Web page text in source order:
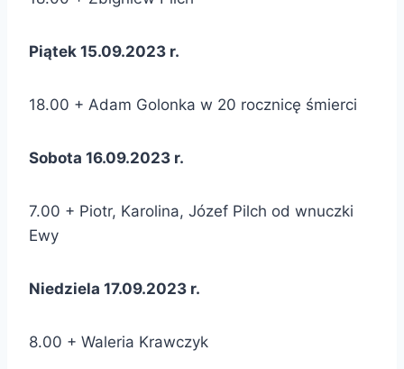
Piątek 15.09.2023 r.
18.00 + Adam Golonka w 20 rocznicę śmierci
Sobota 16.09.2023 r.
7.00 + Piotr, Karolina, Józef Pilch od wnuczki
Ewy
Niedziela 17.09.2023 r.
8.00 + Waleria Krawczyk